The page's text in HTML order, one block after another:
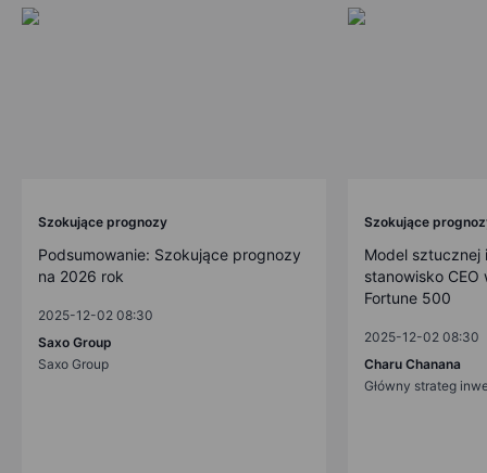
Szokujące prognozy
Podsumowanie: Szokujące prognozy
na 2026 rok
2025-12-02 08:30
Saxo Group
Saxo Group
Szokujące
Model sztucznej
stanowisko CEO
Fortune 500
2025-12-02 08:30
Charu Chanana
Główny strateg